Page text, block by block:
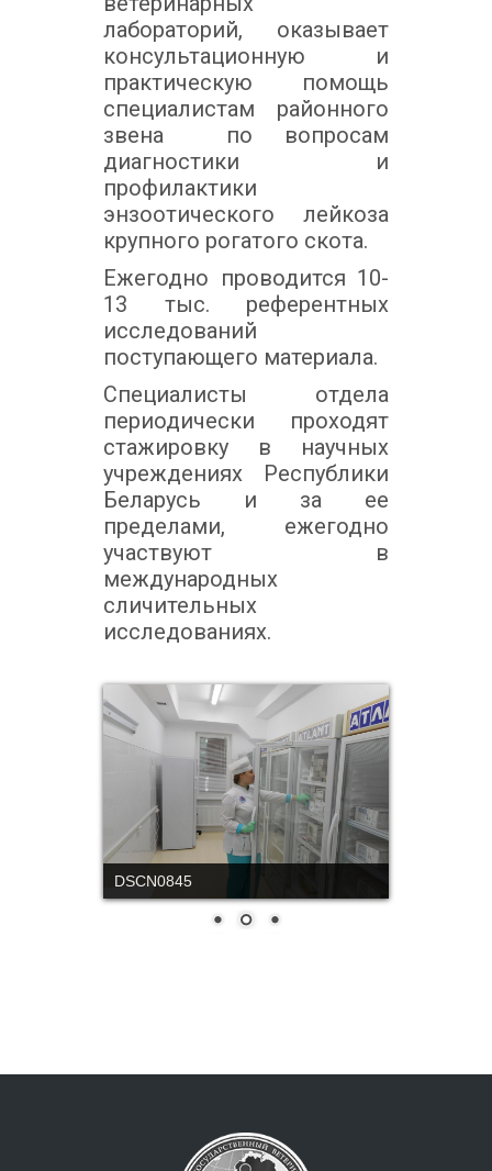
лабораторий, оказывает
консультационную и
практическую помощь
специалистам районного
звена по вопросам
диагностики и
профилактики
энзоотического лейкоза
крупного рогатого скота.
Ежегодно проводится 10-
13 тыс. референтных
исследований
поступающего материала.
Специалисты отдела
периодически проходят
стажировку в научных
учреждениях Республики
Беларусь и за ее
пределами, ежегодно
участвуют в
международных
сличительных
исследованиях.
DSCN0845